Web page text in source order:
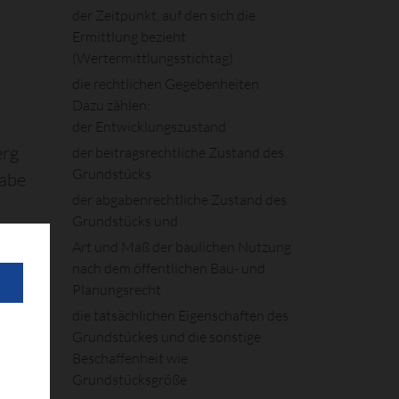
der Zeitpunkt, auf den sich die
Ermittlung bezieht
(Wertermittlungsstichtag)
die rechtlichen Gegebenheiten
Dazu zählen:
der Entwicklungszustand
der beitragsrechtliche Zustand des
Grundstücks
der abgabenrechtliche Zustand des
Grundstücks und
Art und Maß der baulichen Nutzung
nach dem öffentlichen Bau- und
Planungsrecht
die tatsächlichen Eigenschaften des
Grundstückes und die sonstige
Beschaffenheit wie
Grundstücksgröße